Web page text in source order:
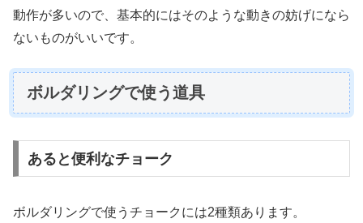
動作が多いので、基本的にはそのような動きの妨げになら
ないものがいいです。
ボルダリングで使う道具
あると便利なチョーク
ボルダリングで使うチョークには2種類あります。